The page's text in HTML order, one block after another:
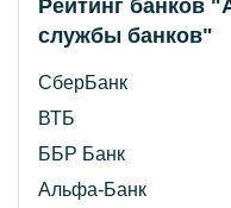
Рейтинг банков
службы банков"
СберБанк
ВТБ
ББР Банк
Альфа-Банк